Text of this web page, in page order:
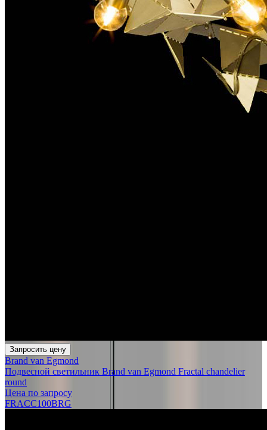
Запросить цену
Brand van Egmond
Подвесной светильник Brand van Egmond Fractal chandelier
round
Цена по запросу
FRACC100BRG